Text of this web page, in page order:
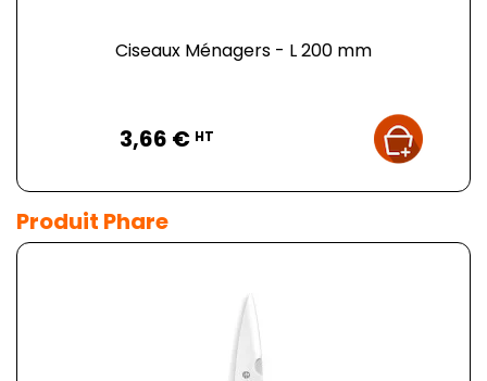
Ciseaux Ménagers - L 200 mm
3,66 € HT
Produit Phare